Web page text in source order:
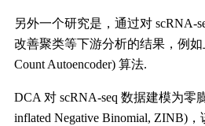
另外一个研究是，通过对 scRNA-
改善聚类等下游分析的结果，例
Count Autoencoder) 算法.
DCA 对 scRNA-seq 数据建模为零
inflated Negative Binomial, ZINB)